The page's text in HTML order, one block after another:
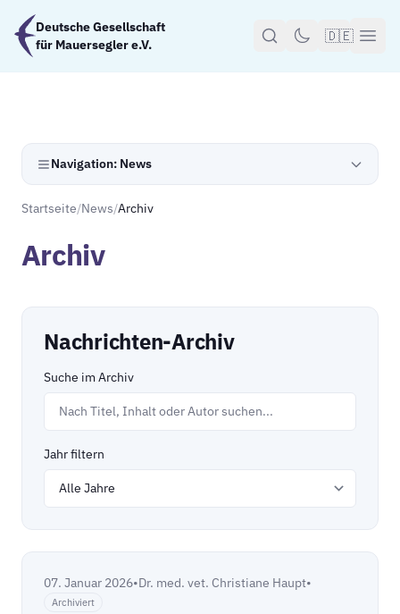
Zum Hauptinhalt springen
Deutsche Gesellschaft
für Mauersegler e.V.
🇩🇪
Navigation: News
Startseite/News/Archiv
Archiv
Nachrichten-Archiv
Suche im Archiv
Jahr filtern
07. Januar 2026•Dr. med. vet. Christiane Haupt•
Archiviert